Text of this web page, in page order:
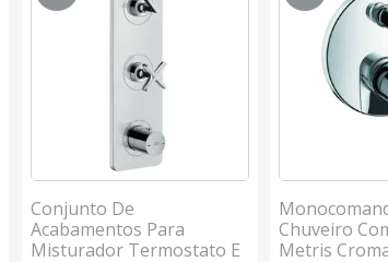
Conjunto De
Acabamentos Para
Misturador Termostato E
Chuveiro
Metris